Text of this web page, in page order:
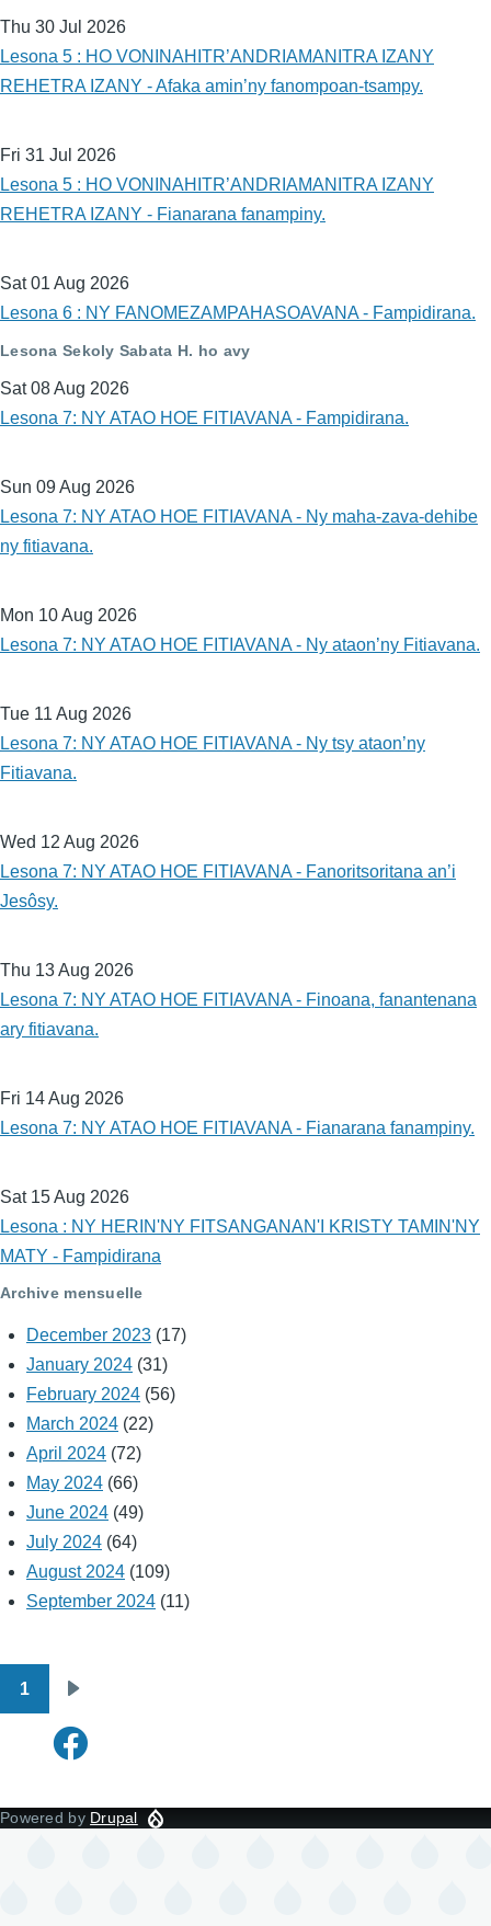
Thu 30 Jul 2026
Lesona 5 : HO VONINAHITR’ANDRIAMANITRA IZANY
REHETRA IZANY - Afaka amin’ny fanompoan-tsampy.
Fri 31 Jul 2026
Lesona 5 : HO VONINAHITR’ANDRIAMANITRA IZANY
REHETRA IZANY - Fianarana fanampiny.
Sat 01 Aug 2026
Lesona 6 : NY FANOMEZAMPAHASOAVANA - Fampidirana.
Lesona Sekoly Sabata H. ho avy
Sat 08 Aug 2026
Lesona 7: NY ATAO HOE FITIAVANA - Fampidirana.
Sun 09 Aug 2026
Lesona 7: NY ATAO HOE FITIAVANA - Ny maha-zava-dehibe
ny fitiavana.
Mon 10 Aug 2026
Lesona 7: NY ATAO HOE FITIAVANA - Ny ataon’ny Fitiavana.
Tue 11 Aug 2026
Lesona 7: NY ATAO HOE FITIAVANA - Ny tsy ataon’ny
Fitiavana.
Wed 12 Aug 2026
Lesona 7: NY ATAO HOE FITIAVANA - Fanoritsoritana an’i
Jesôsy.
Thu 13 Aug 2026
Lesona 7: NY ATAO HOE FITIAVANA - Finoana, fanantenana
ary fitiavana.
Fri 14 Aug 2026
Lesona 7: NY ATAO HOE FITIAVANA - Fianarana fanampiny.
Sat 15 Aug 2026
Lesona : NY HERIN'NY FITSANGANAN'I KRISTY TAMIN'NY
MATY - Fampidirana
Archive mensuelle
December 2023 (17)
January 2024 (31)
February 2024 (56)
March 2024 (22)
April 2024 (72)
May 2024 (66)
June 2024 (49)
July 2024 (64)
August 2024 (109)
September 2024 (11)
Pagination
1
page
Powered by Drupal